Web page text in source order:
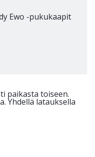
Ewo -pukukaapit